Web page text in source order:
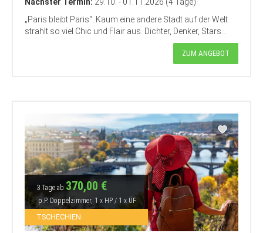
„Paris bleibt Paris“. Kaum eine andere Stadt auf der Welt
strahlt so viel Chic und Flair aus. Dichter, Denker, Stars...
ZUM ANGEBOT
3 Tage ab 370,00 €
p.P. Doppelzimmer, 1 x HP / 1 x ÜF
TSCHECHIEN